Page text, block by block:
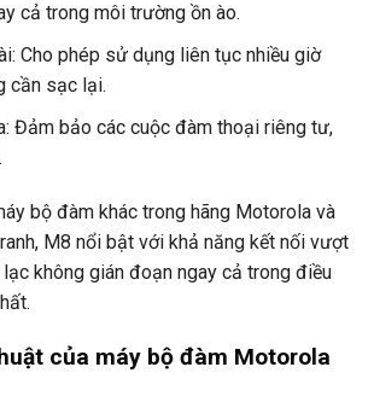
cả trong môi trường ồn ào.
Cho phép sử dụng liên tục nhiều giờ
cần sạc lại.
Đảm bảo các cuộc đàm thoại riêng tư,
bộ đàm khác trong hãng Motorola và
M8 nổi bật với khả năng kết nối vượt
không gián đoạn ngay cả trong điều
của máy bộ đàm Motorola